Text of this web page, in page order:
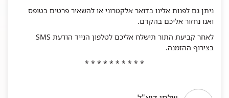
ניתן גם לפנות אלינו בדואר אלקטרוני או להשאיר פרטים בטופס
ואנו נחזור אליכם בהקדם.
לאחר קביעת התור תישלח אליכם לטלפון הנייד הודעת SMS
בצירוף ההזמנה.
* * * * * * * * * *